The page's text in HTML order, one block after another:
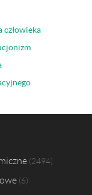
człowieka
2494
6